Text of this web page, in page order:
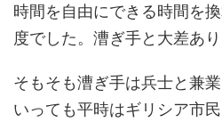
時間を自由にできる時間を
度でした。漕ぎ手と大差あり
そもそも漕ぎ手は兵士と兼
いっても平時はギリシア市